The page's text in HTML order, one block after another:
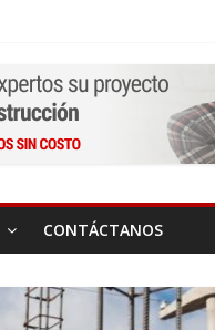
CONTÁCTANOS